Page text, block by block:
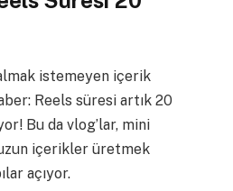
istemeyen içerik
Reels süresi artık 20
Bu da vlog’lar, mini
içerikler üretmek
açıyor.